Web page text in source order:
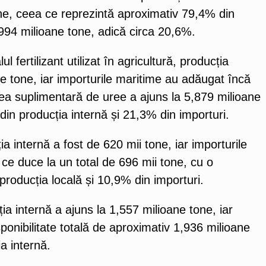
ceea ce reprezintă aproximativ 79,4% din
milioane tone, adică circa 20,6%.
fertilizant utilizat în agricultură, producția
tone, iar importurile maritime au adăugat încă
suplimentară de uree a ajuns la 5,879 milioane
producția internă și 21,3% din importuri.
internă a fost de 620 mii tone, iar importurile
duce la un total de 696 mii tone, cu o
locală și 10,9% din importuri.
internă a ajuns la 1,557 milioane tone, iar
totală de aproximativ 1,936 milioane
internă.